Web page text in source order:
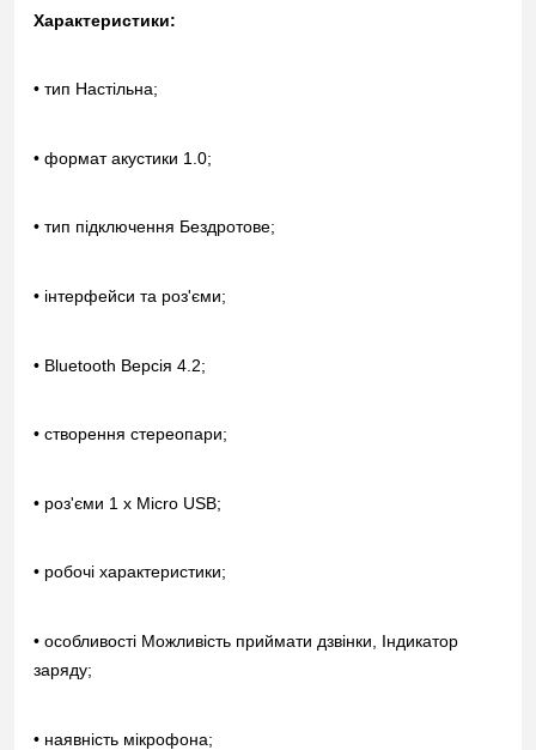
Характеристики:
• тип Настільна;
• формат акустики 1.0;
• тип підключення Бездротове;
• інтерфейси та роз'єми;
• Bluetooth Версія 4.2;
• створення стереопари;
• роз'єми 1 x Micro USB;
• робочі характеристики;
• особливості Можливість приймати дзвінки, Індикатор
заряду;
• наявність мікрофона;